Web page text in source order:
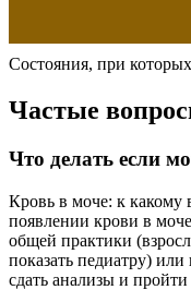
Состояния, при
Частые
Что делать если
Кровь в моче: к какому
появлении крови в
общей практики
показать педиатру) или
сдать анализы и